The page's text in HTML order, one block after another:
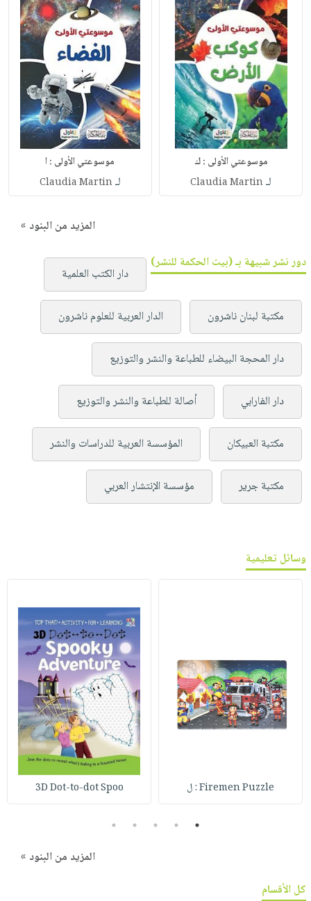
موسوعتي الأولى : ك
لـClaudia Martin
موسوعتي الأولى : ا
لـClaudia Martin
المزيد من البنود »
دور نشر شبيهة بـ (بيت الحكمة للنشر)
دار الكتب العلمية
مكتبة لبنان ناشرون الدار العربية للعلوم ناشرون
دار المحجة البيضاء للطباعة والنشر والتوزيع
دار الفارابي أصالة للطباعة والنشر والتوزيع
مكتبة العبيكان المؤسسة العربية للدراسات والنشر
مكتبة جرير مؤسسة الإنتشار العربي
وسائل تعليمية
Firemen Puzzle : ل 3D Dot-to-dot Spoo
1
2
3
4
5
المزيد من البنود »
كل الأقسام